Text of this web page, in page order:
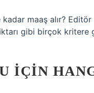
maaş alır?
gibi birçok kritere
IÇIN